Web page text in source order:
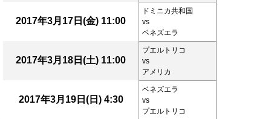
2017年3月17日(金) 11:00
ドミニカ共和国
vs
ベネズエラ
2017年3月18日(土) 11:00
プエルトリコ
vs
アメリカ
2017年3月19日(日) 4:30
ベネズエラ
vs
プエルトリコ